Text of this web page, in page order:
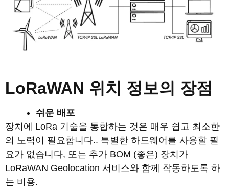
LoRaWAN 위치 정보의 장점
쉬운 배포
장치에 LoRa 기술을 통합하는 것은 매우 쉽고 최소한
의 노력이 필요합니다.. 특별한 하드웨어를 사용할 필
요가 없습니다, 또는 추가 BOM (좋은) 장치가
LoRaWAN Geolocation 서비스와 함께 작동하도록 하
는 비용.